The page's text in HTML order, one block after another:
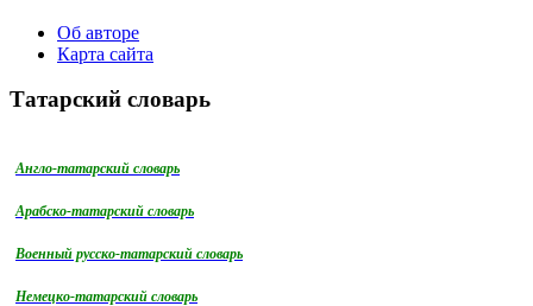
Об авторе
Карта сайта
Татарский словарь
Англо-татарский словарь
Арабско-татарский словарь
Военный русско-татарский словарь
Немецко-татарский словарь